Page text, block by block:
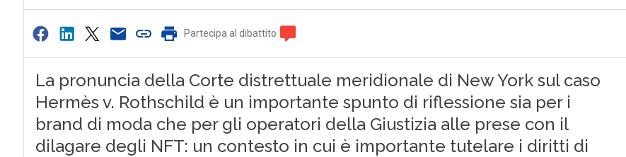
Partecipa al dibattito
La pronuncia della Corte distrettuale meridionale di New York sul caso
Hermès v. Rothschild è un importante spunto di riflessione sia per i
brand di moda che per gli operatori della Giustizia alle prese con il
dilagare degli NFT: un contesto in cui è importante tutelare i diritti di